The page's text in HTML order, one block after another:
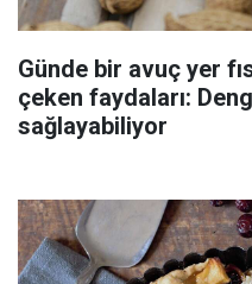
Günde bir avuç yer
çeken faydaları:
sağlayabiliyor